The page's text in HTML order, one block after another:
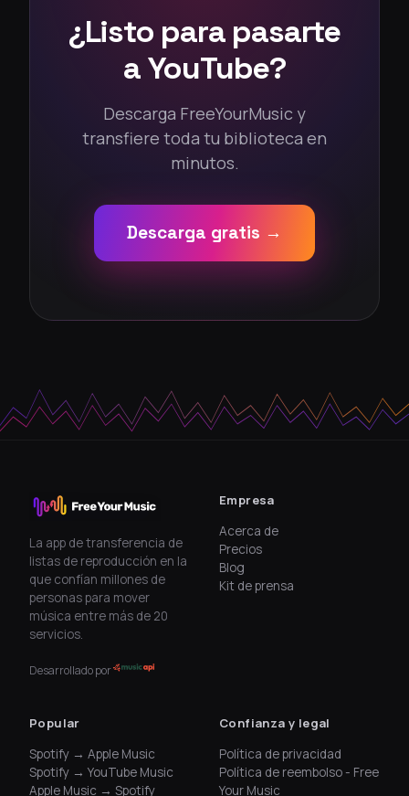
¿Listo para pasarte
a YouTube?
Descarga FreeYourMusic y
transfiere toda tu biblioteca en
minutos.
Descarga gratis →
La app de transferencia de
listas de reproducción en la
que confían millones de
personas para mover
música entre más de 20
servicios.
Desarrollado por
Empresa
Acerca de
Precios
Blog
Kit de prensa
Popular
Spotify → Apple Music
Spotify → YouTube Music
Apple Music → Spotify
Confianza y legal
Política de privacidad
Política de reembolso - Free
Your Music